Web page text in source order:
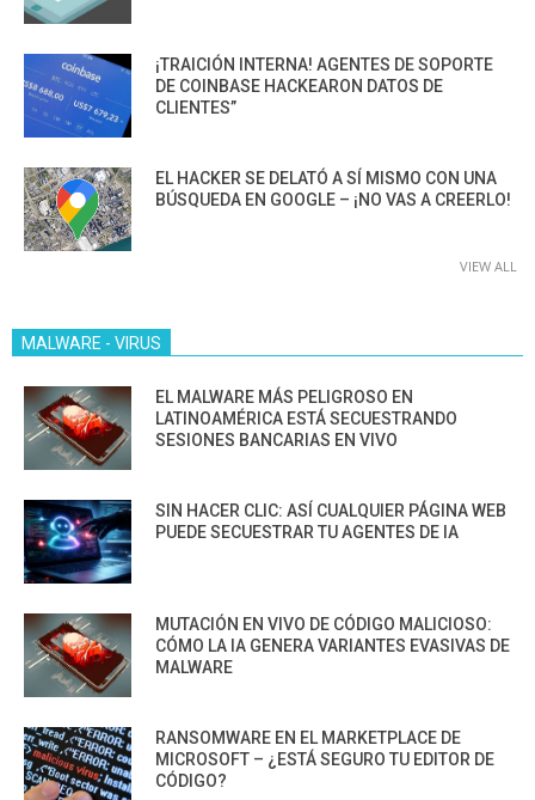
¡TRAICIÓN INTERNA! AGENTES DE SOPORTE
DE COINBASE HACKEARON DATOS DE
CLIENTES”
EL HACKER SE DELATÓ A SÍ MISMO CON UNA
BÚSQUEDA EN GOOGLE – ¡NO VAS A CREERLO!
VIEW ALL
MALWARE - VIRUS
EL MALWARE MÁS PELIGROSO EN
LATINOAMÉRICA ESTÁ SECUESTRANDO
SESIONES BANCARIAS EN VIVO
SIN HACER CLIC: ASÍ CUALQUIER PÁGINA WEB
PUEDE SECUESTRAR TU AGENTES DE IA
MUTACIÓN EN VIVO DE CÓDIGO MALICIOSO:
CÓMO LA IA GENERA VARIANTES EVASIVAS DE
MALWARE
RANSOMWARE EN EL MARKETPLACE DE
MICROSOFT – ¿ESTÁ SEGURO TU EDITOR DE
CÓDIGO?